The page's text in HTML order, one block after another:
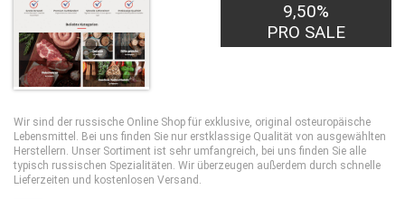
9,50%
PRO SALE
Wir sind der russische Online Shop für exklusive, original osteuropäische
Lebensmittel. Bei uns finden Sie nur erstklassige Qualität von ausgewählten
Herstellern. Unser Sortiment ist sehr umfangreich, bei uns finden Sie alle
typisch russischen Spezialitäten. Wir überzeugen außerdem durch schnelle
Lieferzeiten und kostenlosen Versand.